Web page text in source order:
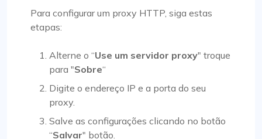
Para configurar um proxy HTTP, siga estas
etapas:
Alterne o “Use um servidor proxy" troque
para "Sobre“
Digite o endereço IP e a porta do seu
proxy.
Salve as configurações clicando no botão
“Salvar" botão.